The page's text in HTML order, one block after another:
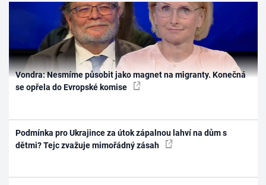
Vondra: Nesmíme působit jako magnet na migranty. Konečná
se opřela do Evropské komise
Podmínka pro Ukrajince za útok zápalnou lahví na dům s
dětmi? Tejc zvažuje mimořádný zásah